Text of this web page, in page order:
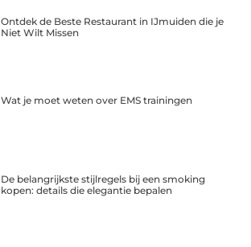
Ontdek de Beste Restaurant in IJmuiden die je
Niet Wilt Missen
Wat je moet weten over EMS trainingen
De belangrijkste stijlregels bij een smoking
kopen: details die elegantie bepalen